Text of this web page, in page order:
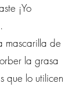
¡Yo
mascarilla de
la grasa
que lo utilicen